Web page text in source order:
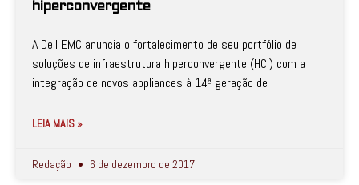
hiperconvergente
A Dell EMC anuncia o fortalecimento de seu portfólio de
soluções de infraestrutura hiperconvergente (HCI) com a
integração de novos appliances à 14ª geração de
LEIA MAIS »
Redação 6 de dezembro de 2017